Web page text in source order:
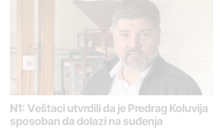
N1: Veštaci utvrdili da je Predrag Koluvija
sposoban da dolazi na suđenja